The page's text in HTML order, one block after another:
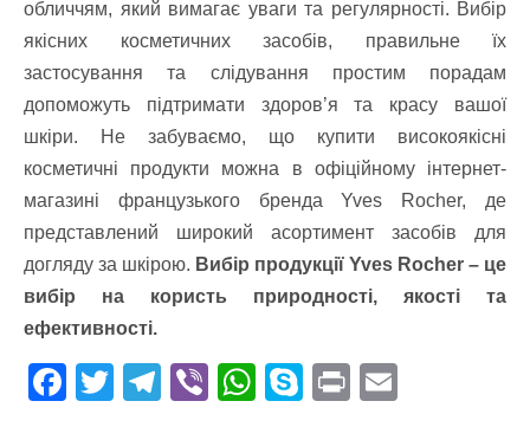
обличчям, який вимагає уваги та регулярності. Вибір
якісних косметичних засобів, правильне їх
застосування та слідування простим порадам
допоможуть підтримати здоров’я та красу вашої
шкіри. Не забуваємо, що купити високоякісні
косметичні продукти можна в офіційному інтернет-
магазині французького бренда Yves Rocher, де
представлений широкий асортимент засобів для
догляду за шкірою. Вибір продукції Yves Rocher – це
вибір на користь природності, якості та
ефективності.
F T T Vi W S Pr